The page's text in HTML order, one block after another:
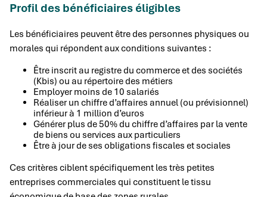
Profil des bénéficiaires éligibles
Les bénéficiaires peuvent être des personnes physiques ou
morales qui répondent aux conditions suivantes :
Être inscrit au registre du commerce et des sociétés
(Kbis) ou au répertoire des métiers
Employer moins de 10 salariés
Réaliser un chiffre d’affaires annuel (ou prévisionnel)
inférieur à 1 million d’euros
Générer plus de 50% du chiffre d’affaires par la vente
de biens ou services aux particuliers
Être à jour de ses obligations fiscales et sociales
Ces critères ciblent spécifiquement les très petites
entreprises commerciales qui constituent le tissu